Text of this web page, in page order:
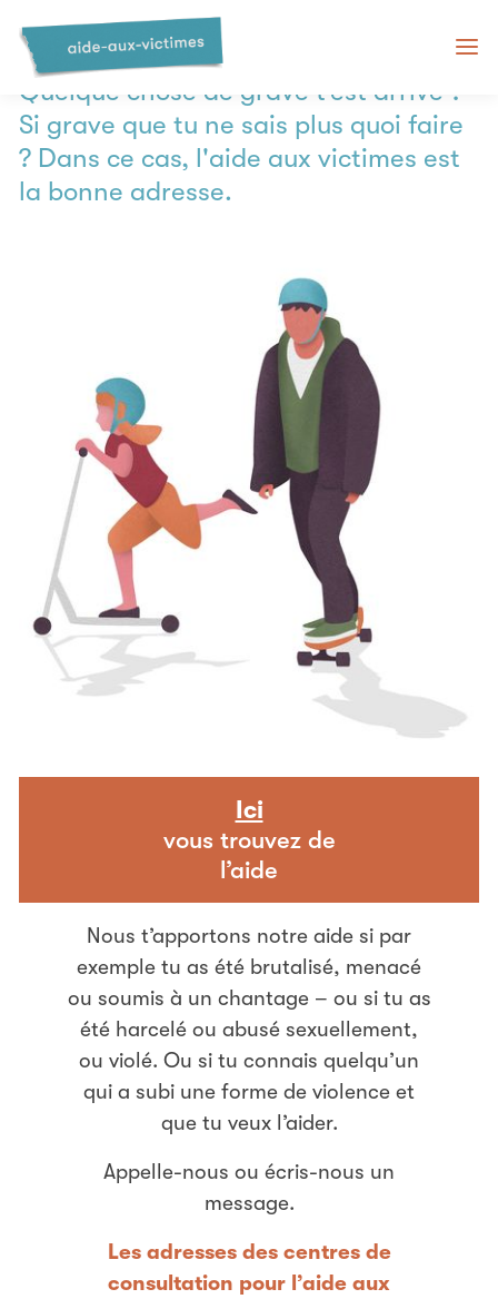
Nous sommes là pour toi
Quelque chose de grave t’est arrivé ?
Si grave que tu ne sais plus quoi faire
? Dans ce cas, l'aide aux victimes est
la bonne adresse.
Ici
vous trouvez de
l’aide
Nous t’apportons notre aide si par
exemple tu as été brutalisé, menacé
ou soumis à un chantage – ou si tu as
été harcelé ou abusé sexuellement,
ou violé. Ou si tu connais quelqu’un
qui a subi une forme de violence et
que tu veux l’aider.
Appelle-nous ou écris-nous un
message.
Les adresses des centres de
consultation pour l’aide aux